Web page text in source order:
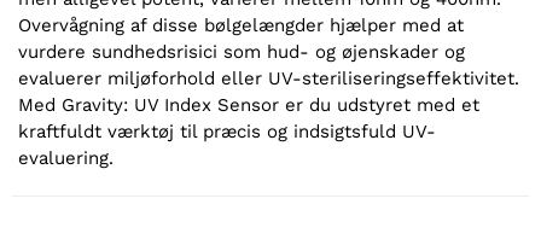
Overvågning af disse bølgelængder hjælper med at
vurdere sundhedsrisici som hud- og øjenskader og
evaluerer miljøforhold eller UV-steriliseringseffektivitet.
Med Gravity: UV Index Sensor er du udstyret med et
kraftfuldt værktøj til præcis og indsigtsfuld UV-
evaluering.